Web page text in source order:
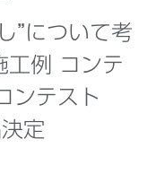
”について考
工例 コンテ
ンテスト
定